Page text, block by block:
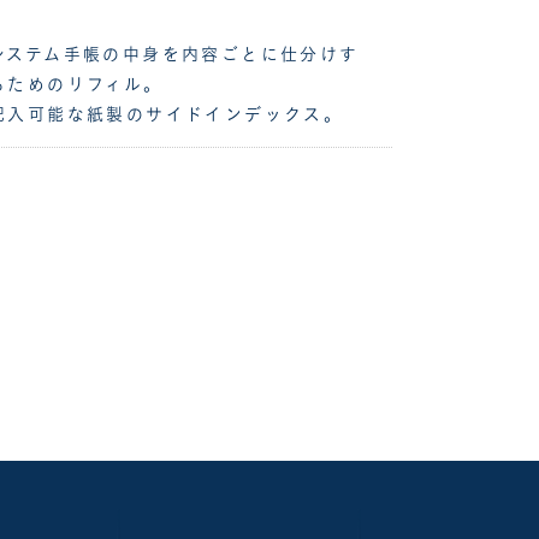
ステム手帳の中身を内容ごとに仕分けす
ためのリフィル。
入可能な紙製のサイドインデックス。